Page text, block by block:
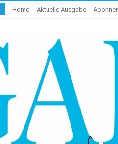
Home Aktuelle Ausgabe